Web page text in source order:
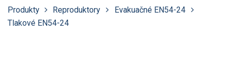
Produkty Reproduktory
Evakuačné EN54-24
Tlakové EN54-24